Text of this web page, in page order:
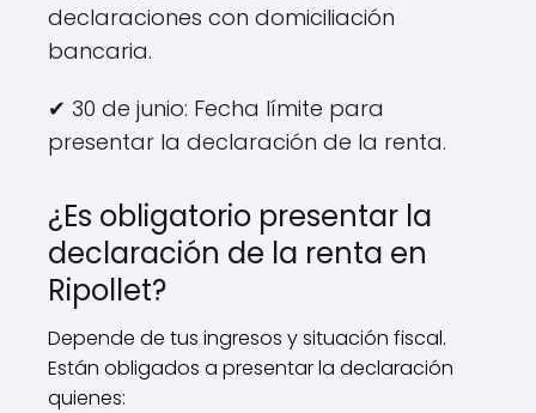
declaraciones con domiciliación
bancaria.
✔ 30 de junio: Fecha límite para
presentar la declaración de la renta.
¿Es obligatorio presentar la
declaración de la renta en
Ripollet?
Depende de tus ingresos y situación fiscal.
Están obligados a presentar la declaración
quienes: